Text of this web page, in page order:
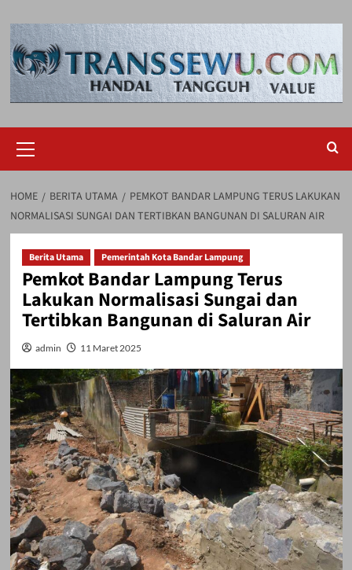
to
content
Menu
HOME BERITA UTAMA
PEMKOT BANDAR LAMPUNG TERUS LAKUKAN
NORMALISASI SUNGAI DAN TERTIBKAN BANGUNAN DI SALURAN AIR
Berita Utama Pemerintah Kota Bandar Lampung
Pemkot Bandar Lampung Terus
Lakukan Normalisasi Sungai dan
Tertibkan Bangunan di Saluran Air
admin 11 Maret 2025